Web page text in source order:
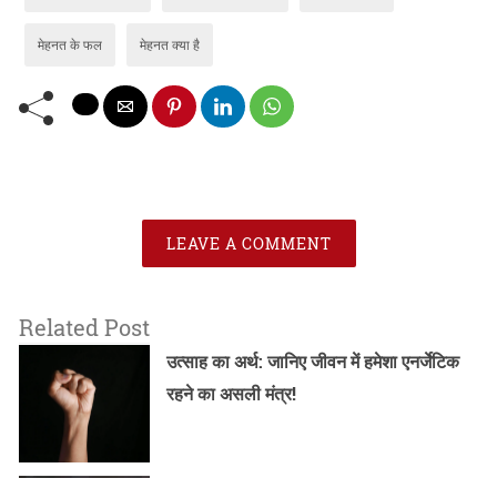
मेहनत के फल मेहनत क्या है
LEAVE A COMMENT
Related Post
उत्साह का अर्थ: जानिए जीवन में हमेशा एनर्जेटिक
रहने का असली मंत्र!